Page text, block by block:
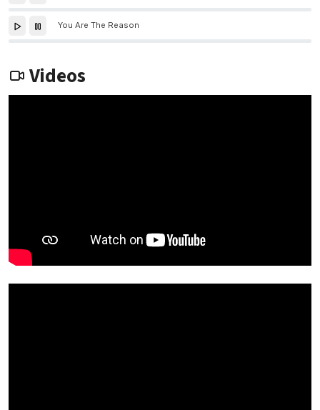
You Are The Reason
Videos